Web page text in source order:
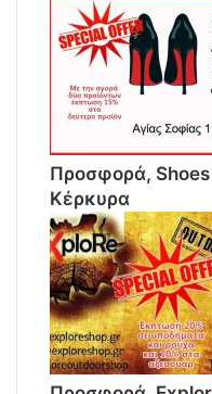
Προσφορά,
Κέρκυρα